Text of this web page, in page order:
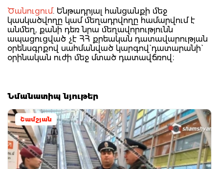
Ծանուցում. Ենթադրյալ հանցանքի մեջ
կասկածվողը կամ մեղադրվողը համարվում է
անմեղ, քանի դեռ նրա մեղավորությունն
ապացուցված չէ ՀՀ քրեական դատավարության
օրենսգրքով սահմանված կարգով` դատարանի`
օրինական ուժի մեջ մտած դատավճռով։
Նմանատիպ նյութեր
Շամշյան